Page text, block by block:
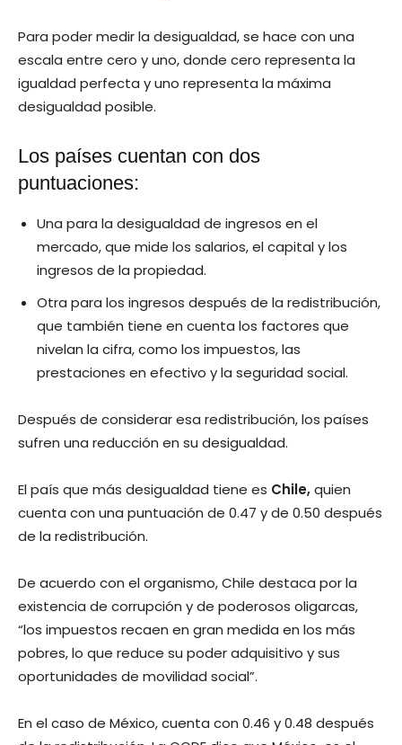
Para poder medir la desigualdad, se hace con una
escala entre cero y uno, donde cero representa la
igualdad perfecta y uno representa la máxima
desigualdad posible.
Los países cuentan con dos
puntuaciones:
Una para la desigualdad de ingresos en el
mercado, que mide los salarios, el capital y los
ingresos de la propiedad.
Otra para los ingresos después de la redistribución,
que también tiene en cuenta los factores que
nivelan la cifra, como los impuestos, las
prestaciones en efectivo y la seguridad social.
Después de considerar esa redistribución, los países
sufren una reducción en su desigualdad.
El país que más desigualdad tiene es Chile,quien
cuenta con una puntuación de 0.47 y de 0.50 después
de la redistribución.
De acuerdo con el organismo, Chile destaca por la
existencia de corrupción y de poderosos oligarcas,
“los impuestos recaen en gran medida en los más
pobres, lo que reduce su poder adquisitivo y sus
oportunidades de movilidad social”.
En el caso de México, cuenta con 0.46 y 0.48 después